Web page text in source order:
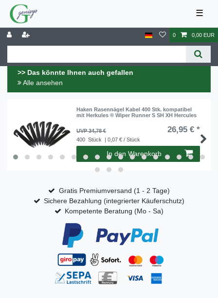
☰
0 0,00 EUR
>> Das könnte Ihnen auch gefallen
Alle ansehen
Haken Rasennägel Kabel 400 Stk. kompatibel
mit Herkules ® Wiper Runner S SH XH Hercules
UVP 34,78 € 26,95 € *
400 Stück | 0,07 € / Stück
In den Warenkorb
Gratis Premiumversand (1 - 2 Tage)
Sichere Bezahlung (integrierter Käuferschutz)
Kompetente Beratung (Mo - Sa)